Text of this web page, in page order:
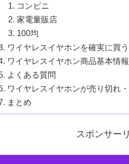
コンビニ
家電量販店
100均
ワイヤレスイヤホンを確実に買
ワイヤレスイヤホン商品基本情報
よくある質問
ワイヤレスイヤホンが売り切れ
まとめ
スポンサー